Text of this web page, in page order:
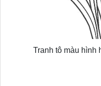
Tranh tô màu hình